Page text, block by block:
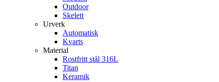
Outdoor
Skelett
Urverk
Automatisk
Kvarts
Material
Rostfritt stål 316L
Titan
Keramik